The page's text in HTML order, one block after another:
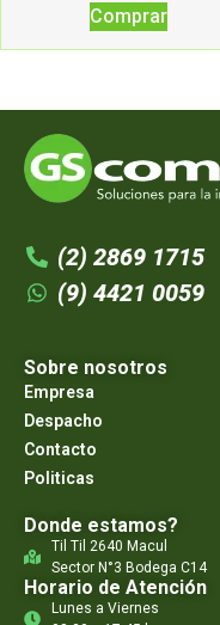
Comprar
(2) 2869 1715
(9) 4421 0059
Sobre nosotros
Empresa
Despacho
Contacto
Politicas
Donde estamos?
Til Til 2640 Macul
Sector N°3 Bodega C14
Horario de Atención
Lunes a Viernes